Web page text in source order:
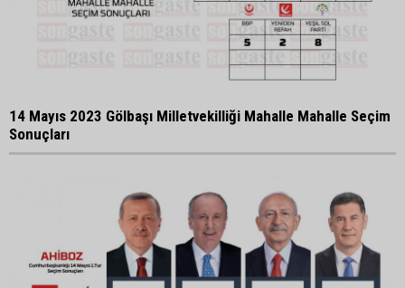
14 Mayıs 2023 Gölbaşı Milletvekilliği Mahalle Mahalle Seçim
Sonuçları